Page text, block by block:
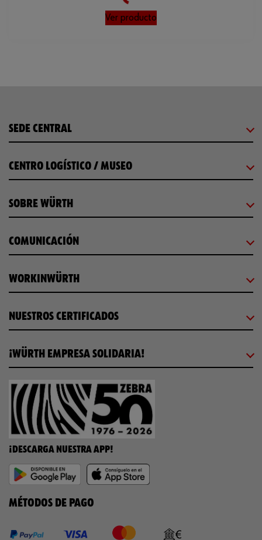
Ver producto
SEDE CENTRAL
CENTRO LOGÍSTICO / MUSEO
SOBRE WÜRTH
COMUNICACIÓN
WORKINWÜRTH
NUESTROS CERTIFICADOS
¡WÜRTH EMPRESA SOLIDARIA!
¡DESCARGA NUESTRA APP!
MÉTODOS DE PAGO